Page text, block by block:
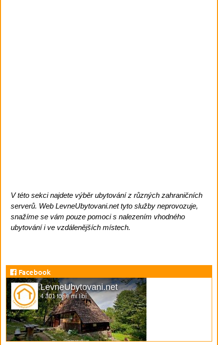
V této sekci najdete výběr ubytování z různých zahraničních
serverů. Web LevneUbytovani.net tyto služby neprovozuje,
snažíme se vám pouze pomoci s nalezením vhodného
ubytování i ve vzdálenějších místech.
Facebook
LevneUbytovani.net
4 301 to se mi líbí